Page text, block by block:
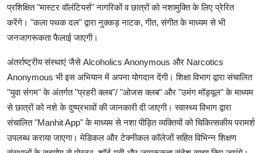
प्रशिक्षित "मास्टर वॉलंटियर्स" नागरिकों व छात्रों को नशामुक्ति के लिए प्रेरित
करेंगे। "कला पथक दल" द्वारा नुक्कड़ नाटक, गीत, संगीत के माध्यम से भी
जनजागरूकता फैलाई जाएगी।
अंतर्राष्ट्रीय संस्थाएं जैसे Alcoholics Anonymous और Narcotics
Anonymous भी इस अभियान में अपना योगदान देंगी। शिक्षा विभाग द्वारा संचालित
"युवा संगम" के अंतर्गत "प्रहरी क्लब"/ "ओजस क्लब" और "उमंग मॉड्यूल" के माध्यम
से छात्रों को नशे के दुष्प्रभावों की जानकारी दी जाएगी। स्वास्थ्य विभाग द्वारा
संचालित "Manhit App" के माध्यम से नशा पीड़ित व्यक्तियों को चिकित्सकीय परामर्श
उपलब्ध कराया जाएगा। मेडिकल और टेक्नीकल कॉलेजों सहित विभिन्न शिक्षण